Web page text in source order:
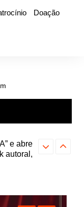
Doação
Farofa